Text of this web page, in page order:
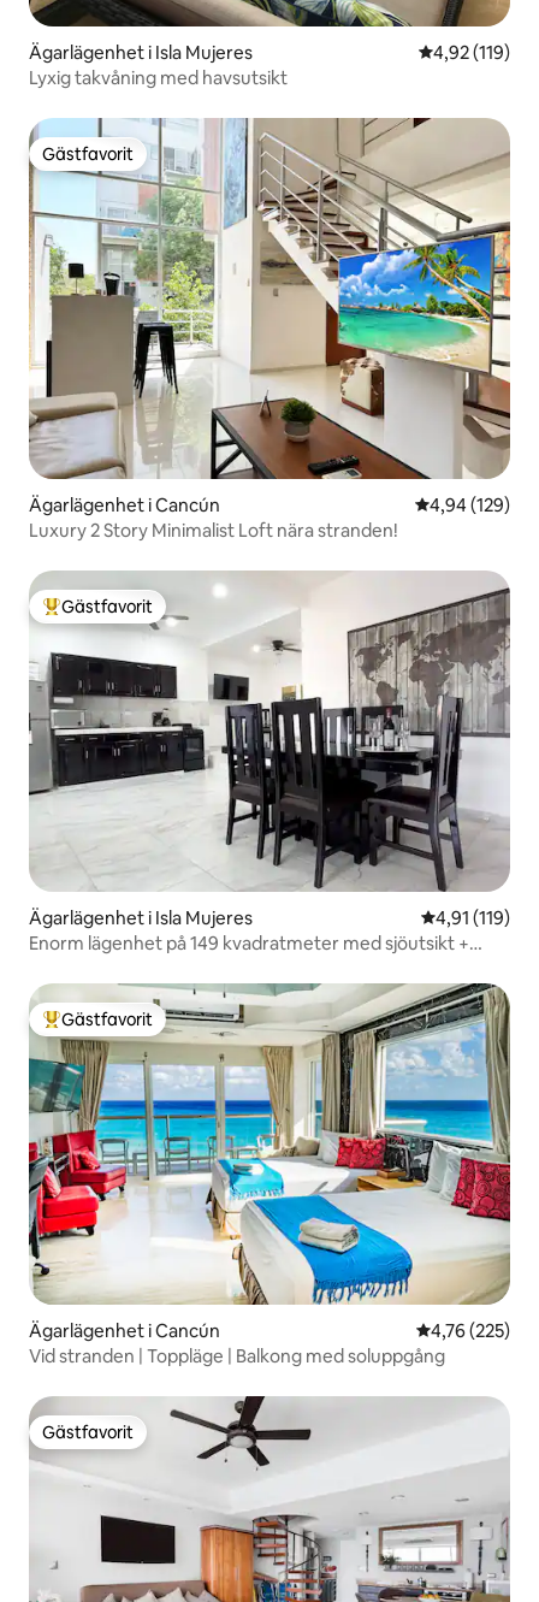
Ägarlägenhet i Isla Mujeres 4,92 av 5 i
4,92 (119)
Lyxig takvåning med havsutsikt
Gästfavorit
Gästfavorit
Ägarlägenhet i Cancún 4,94 av 5 i
4,94 (129)
Luxury 2 Story Minimalist Loft nära stranden!
Populär gästfavorit
Gästfavorit
Ägarlägenhet i Isla Mujeres 4,91 av 5 i
4,91 (119)
Enorm lägenhet på 149 kvadratmeter med sjöutsikt +
Populär gästfavorit
Gästfavorit
Ägarlägenhet i Cancún 4,76 av 5 i
4,76 (225)
Vid stranden | Toppläge | Balkong med soluppgång
Gästfavorit
Gästfavorit